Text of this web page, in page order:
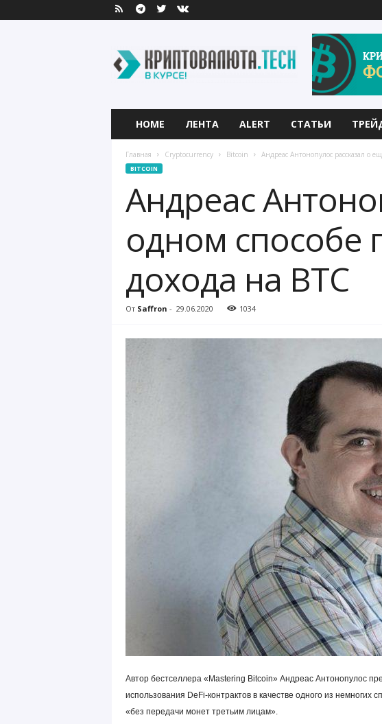
и
HOME ЛЕНТА ALERT СТАТЬИ
Главная Cryptocurrency Bitcoin Андреас Антонопулос рассказал о
BITCOIN
Андреас
одном способе
дохода на BTC
От Saffron - 29.06.2020 1034
Автор бестселлера «Mastering Bitcoin» Андреас Антонопулос
использования DeFi-контрактов в качестве одного из немногих
«без передачи монет третьим лицам».